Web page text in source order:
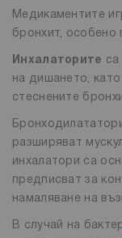
Медикаментите
бронхит, особено
Инхалаторите са
на дишането,
стеснените
разширяват
инхалатори са
предписват за
намаляване на
В случай на